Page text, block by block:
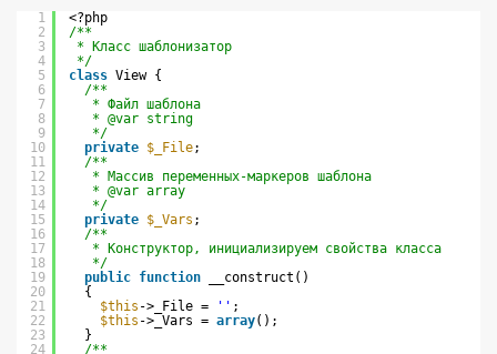
1
2
3
4
5
6
7
8
9
10
11
12
13
14
15
16
17
18
19
20
21
22
23
24
<?php
/**
* Класс шаблонизатор
*/
class View {
/**
* Файл шаблона
* @var string
*/
private $_File;
/**
* Массив переменных-маркеров шаблона
* @var array
*/
private $_Vars ;
/**
* Конструктор, инициализируем свойства класса
*/
public function
__construct()
{
$this ->_File = '' ;
$this ->_Vars = array();
}
/**